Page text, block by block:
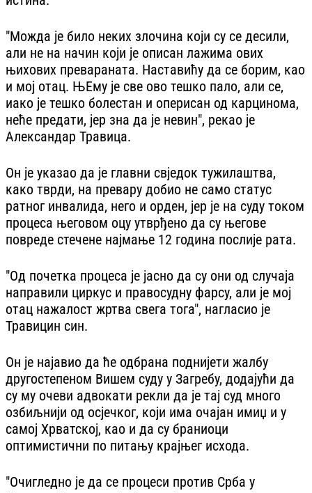
"Можда је било неких злочина који су се десили,
али не на начин који је описан лажима ових
њихових превараната. Наставићу да се борим, као
и мој отац. ЊЕму је све ово тешко пало, али се,
иако је тешко болестан и оперисан од карцинома,
неће предати, јер зна да је невин", рекао је
Александар Травица.
Он је указао да је главни свједок тужилаштва,
како тврди, на превару добио не само статус
ратног инвалида, него и орден, јер је на суду током
процеса његовом оцу утврђено да су његове
повреде стечене најмање 12 година послије рата.
"Од почетка процеса је јасно да су они од случаја
направили циркус и правосудну фарсу, али је мој
отац нажалост жртва свега тога", нагласио је
Травицин син.
Он је најавио да ће одбрана поднијети жалбу
другостепеном Вишем суду у Загребу, додајући да
су му очеви адвокати рекли да је тај суд много
озбиљнији од осјечког, који има очајан имиџ и у
самој Хрватској, као и да су браниоци
оптимистични по питању крајњег исхода.
"Очигледно је да се процеси против Срба у